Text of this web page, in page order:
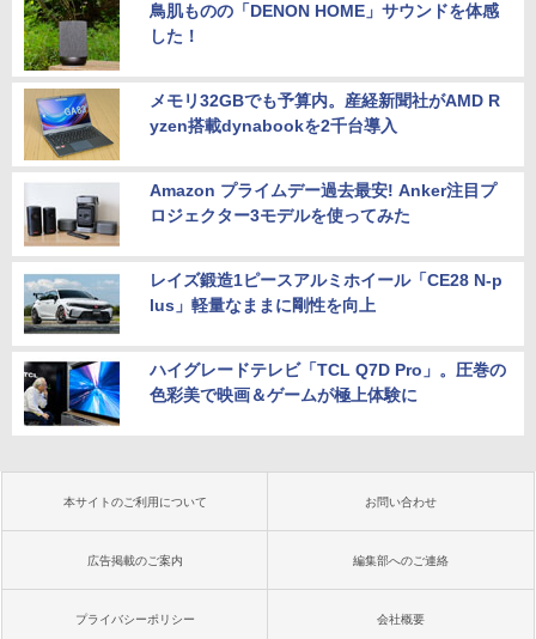
鳥肌ものの「DENON HOME」サウンドを体感
した！
メモリ32GBでも予算内。産経新聞社がAMD R
yzen搭載dynabookを2千台導入
Amazon プライムデー過去最安! Anker注目プ
ロジェクター3モデルを使ってみた
レイズ鍛造1ピースアルミホイール「CE28 N-p
lus」軽量なままに剛性を向上
ハイグレードテレビ「TCL Q7D Pro」。圧巻の
色彩美で映画＆ゲームが極上体験に
本サイトのご利用について お問い合わせ
広告掲載のご案内 編集部へのご連絡
プライバシーポリシー 会社概要